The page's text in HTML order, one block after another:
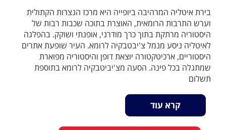
בירת איטליה המרהיבה ביופייה היא מרכז הנצרות הקתולית
וערש התרבות הרומאית, האוצרת בתוכה שכבות רבות של
היסטוריה מרתקת בתוך כרך מודרני, אופנתי ושוקק. בהפלגה
לאיטליה ניסע מנמל צ'יבטבקיה לרומא. העיר שופעת אתרים
היסטוריים, ארכיטקטורה יוצאת דופן והיסטוריה מפוארת
שמתגלה בכל פינה. הסעה מצ'יביטבקיה לרומא בתוספת
תשלום
קרא עוד